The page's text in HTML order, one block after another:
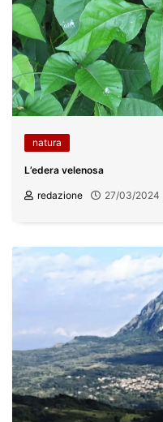
natura
L’edera velenosa
redazione 27/03/2024